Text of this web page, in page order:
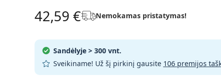
42,59 € Nemokamas pristatymas!
Sandėlyje > 300 vnt.
Sveikiname! Už šį pirkinį gausite 106 premijos